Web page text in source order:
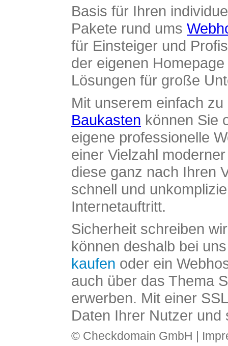
Basis für Ihren
Pakete rund ums
für Einsteiger und
der eigenen
Lösungen für große
Mit unserem einfach
Baukasten können Sie
eigene professionelle
einer Vielzahl
diese ganz nach Ihren
schnell und
Internetauftritt.
Sicherheit schreiben
können deshalb bei
kaufen oder ein
auch über das Thema
erwerben. Mit einer
Daten Ihrer Nutzer und
© Checkdomain GmbH |